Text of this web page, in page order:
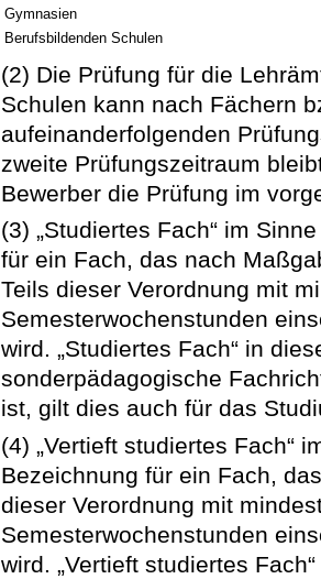
Gymnasien
Berufsbildenden Schulen
(2) Die Prüfung für die
Schulen kann nach Fächern
aufeinanderfolgenden
zweite Prüfungszeitraum
Bewerber die Prüfung im
(3) „Studiertes Fach“ im
für ein Fach, das nach
Teils dieser Verordnung mit
Semesterwochenstunden
wird. „Studiertes Fach“ in
sonderpädagogische
ist, gilt dies auch für das
(4) „Vertieft studiertes Fach“
Bezeichnung für ein Fach,
dieser Verordnung mit
Semesterwochenstunden
wird. „Vertieft studiertes